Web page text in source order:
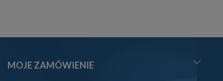
MOJE ZAMÓWIENIE